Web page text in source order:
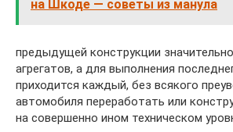
на Шкоде — советы из манула
предыдущей конструкции
агрегатов, а для выполнения
приходится каждый, без всякого
автомобиля переработать или
на совершенно ином техническом